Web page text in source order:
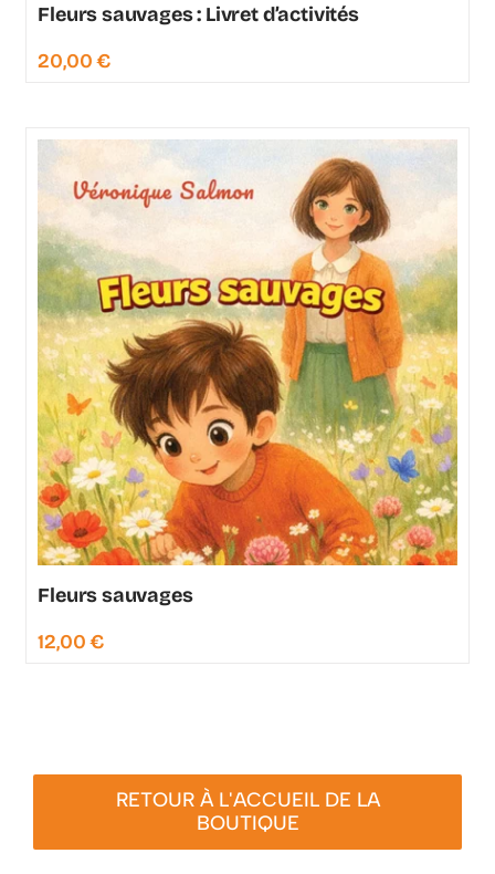
Fleurs sauvages : Livret d’activités
20,00€
Fleurs sauvages
12,00€
RETOUR À L'ACCUEIL DE LA
BOUTIQUE